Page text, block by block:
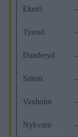
Ekerö –
Tyresö –
Danderyd –
Salem –
Vaxholm –
Nykvarn –